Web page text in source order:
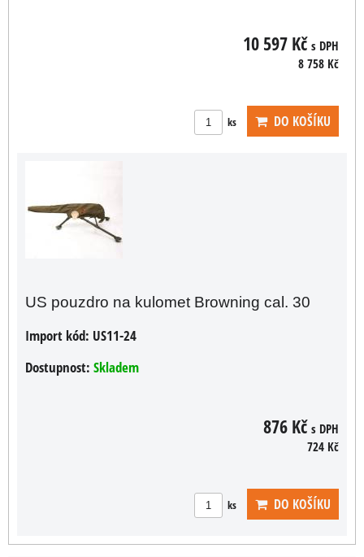
10 597 Kč s DPH
8 758 Kč
ks DO KOŠÍKU
US pouzdro na kulomet Browning cal. 30
Import kód: US11-24
Dostupnost: Skladem
876 Kč s DPH
724 Kč
ks DO KOŠÍKU